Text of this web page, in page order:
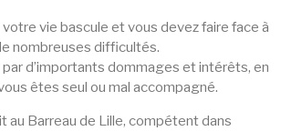
vie bascule et vous devez faire face à
nombreuses difficultés.
d’importants dommages et intérêts, en
êtes seul ou mal accompagné.
au Barreau de Lille, compétent dans